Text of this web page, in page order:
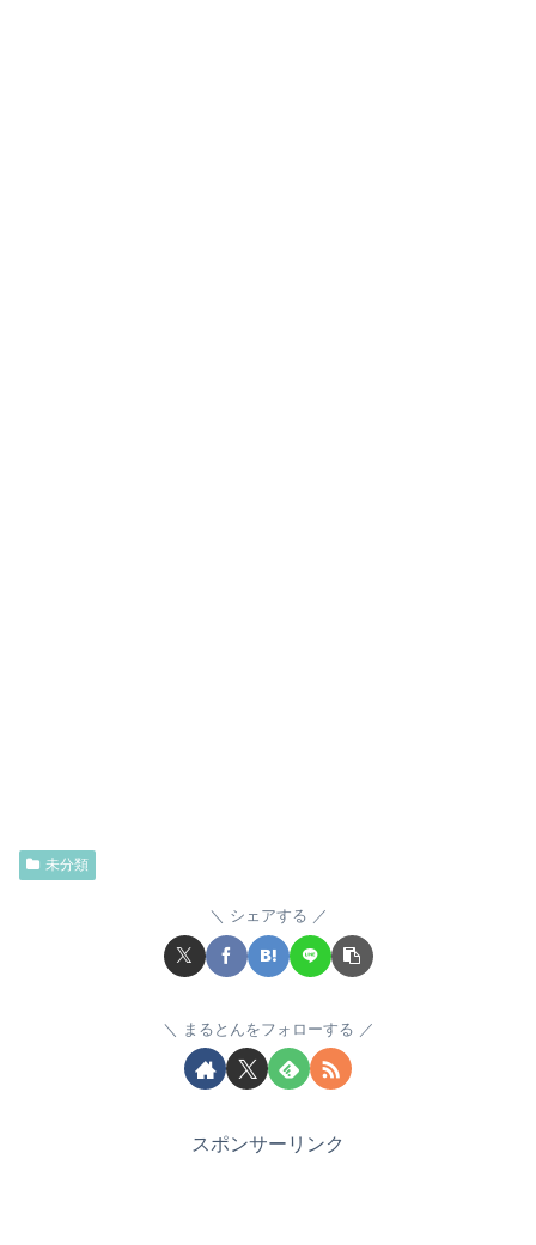
未分類
シェアする
まるとんをフォローする
スポンサーリンク